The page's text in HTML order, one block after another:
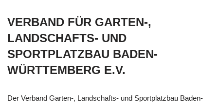
VERBAND FÜR GARTEN-,
LANDSCHAFTS- UND
SPORTPLATZBAU BADEN-
WÜRTTEMBERG E.V.
Der Verband Garten-, Landschafts- und Sportplatzbau Baden-